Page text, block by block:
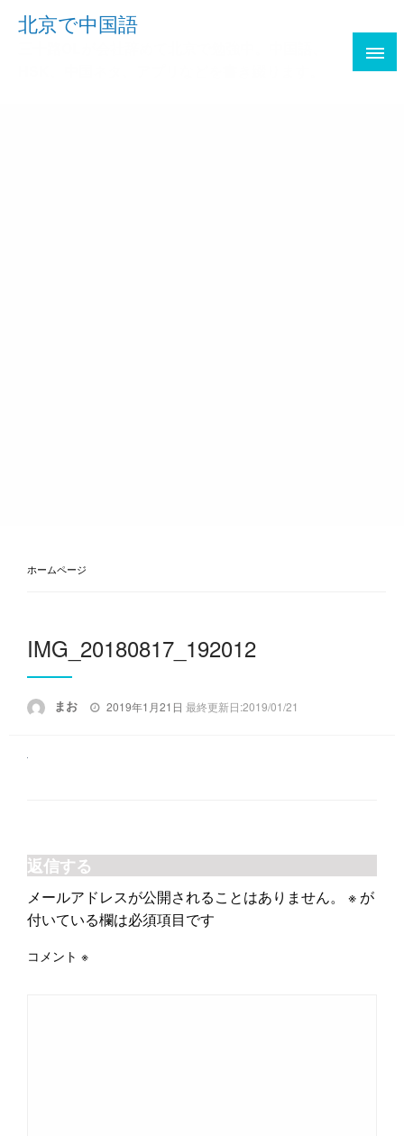
Skip北京で中国語
ホームページ
IMG_20180817_192012
まお
投
2019年1月21日 最終更新日:2019/01/21
返信する
メールアドレスが公開されることはありません。 ※ が
付いている欄は必須項目です
コメント ※